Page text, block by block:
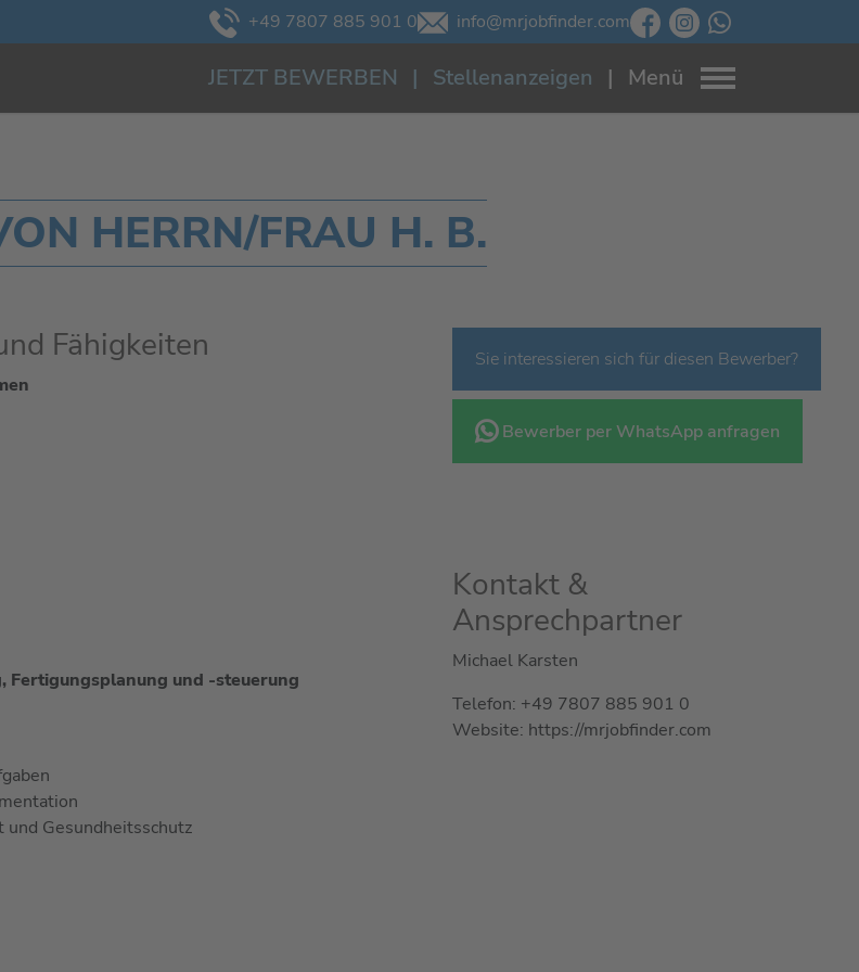
+49 7807 885 901 0 info@mrjobfinder.com
JETZT BEWERBEN Stellenanzeigen Menü
HERRN/FRAU H. B.
Fähigkeiten
Fertigungsplanung und -steuerung
Gesundheitsschutz
Sie interessieren sich für diesen Bewerber?
Bewerber per WhatsApp anfragen
Kontakt &
Ansprechpartner
Michael Karsten
Telefon: +49 7807 885 901 0
Website: https://mrjobfinder.com